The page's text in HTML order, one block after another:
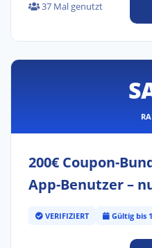
37 Mal genutzt
200€ Coupon-
App-Benutzer –
VERIFIZIERT Gültig bis